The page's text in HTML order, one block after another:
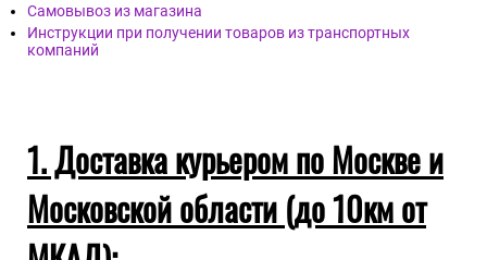
Самовывоз из магазина
Инструкции при получении товаров из транспортных
компаний
1. Доставка курьером по Москве и
Московской области (до 10км от